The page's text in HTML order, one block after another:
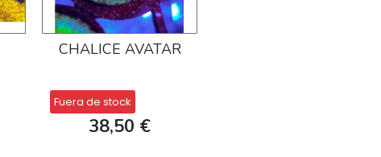
CHALICE AVATAR
Fuera de stock
38,50 €